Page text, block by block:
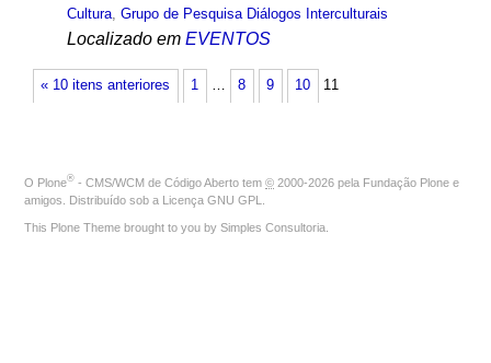
Cultura, Grupo de Pesquisa Diálogos Interculturais
Localizado em EVENTOS
« 10 itens anteriores 1 … 8 9 10 11
O Plone® - CMS/WCM de Código Aberto tem © 2000-2026 pela Fundação Plone e
amigos. Distribuído sob a Licença GNU GPL
This Plone Theme brought to you by Simples Consultoria